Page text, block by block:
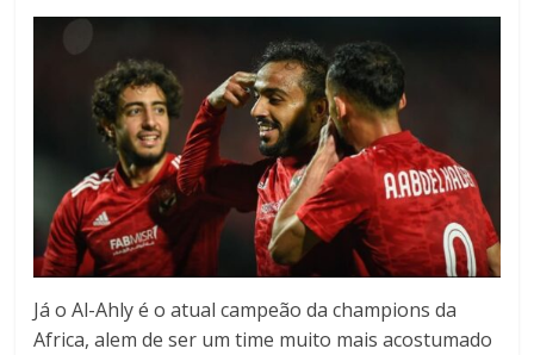
Já o Al-Ahly é o atual campeão da champions da
Africa, alem de ser um time muito mais acostumado